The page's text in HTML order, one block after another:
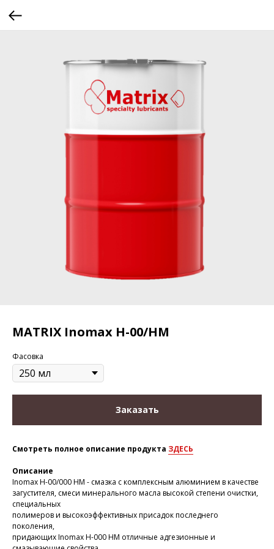
MATRIX Inomax H-00/HM
Фасовка
Заказать
Смотреть полное описание продукта ЗДЕСЬ
Описание
Inomax H-00/000 HM - смазка с комплексным алюминием в качестве
загустителя, смеси минерального масла высокой степени очистки,
специальных
полимеров и высокоэффективных присадок последнего
поколения,
придающих Inomax H-000 HM отличные адгезионные и